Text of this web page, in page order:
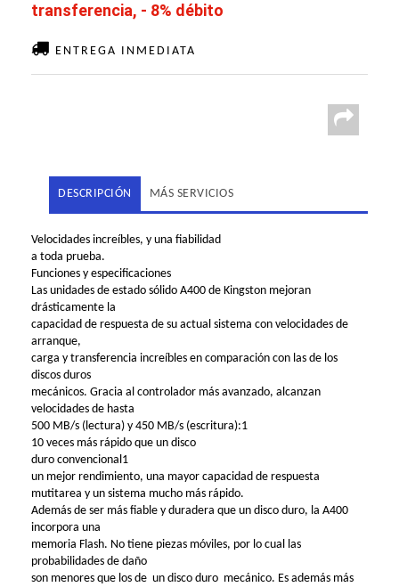
transferencia, - 8% débito
ENTREGA INMEDIATA
DESCRIPCIÓN MÁS SERVICIOS
Velocidades increíbles, y una fiabilidad
a toda prueba.
Funciones y especificaciones
Las unidades de estado sólido A400 de Kingston mejoran
drásticamente la
capacidad de respuesta de su actual sistema con velocidades de
arranque,
carga y transferencia increíbles en comparación con las de los
discos duros
mecánicos. Gracia al controlador más avanzado, alcanzan
velocidades de hasta
500 MB/s (lectura) y 450 MB/s (escritura):1
10 veces más rápido que un disco
duro convencional1
un mejor rendimiento, una mayor capacidad de respuesta
mutitarea y un sistema mucho más rápido.
Además de ser más fiable y duradera que un disco duro, la A400
incorpora una
memoria Flash. No tiene piezas móviles, por lo cual las
probabilidades de daño
son menores que los de un disco duro mecánico. Es además más